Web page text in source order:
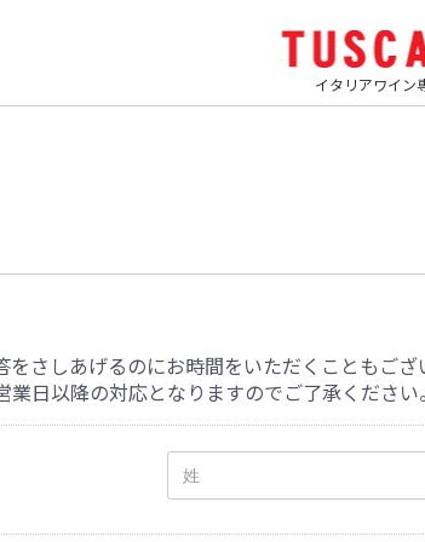
イタリアワイン
さしあげるのにお時間をいただくこともござ
業日以降の対応となりますのでご了承ください。